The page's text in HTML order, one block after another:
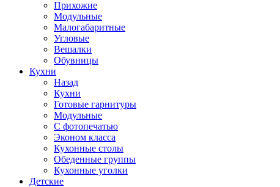
Прихожие
Модульные
Малогабаритные
Угловые
Вешалки
Обувницы
Кухни
Назад
Кухни
Готовые гарнитуры
Модульные
С фотопечатью
Эконом класса
Кухонные столы
Обеденные группы
Кухонные уголки
Детские